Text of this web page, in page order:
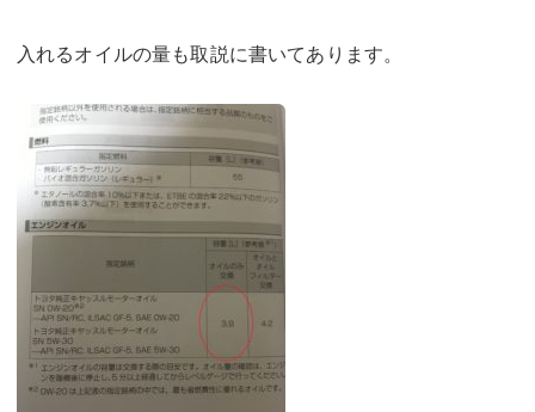
入れるオイルの量も取説に書いてあります。